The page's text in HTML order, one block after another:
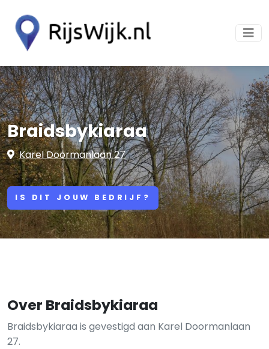
Braidsbykiaraa
Karel Doormanlaan 27
IS DIT JOUW BEDRIJF?
Over Braidsbykiaraa
Braidsbykiaraa is gevestigd aan Karel Doormanlaan
27.